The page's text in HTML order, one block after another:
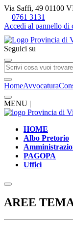
Via Saffi, 49
0761 3131
Accedi al pannello di
Seguici su
HomeAvvocatura
MENU |
HOME
Albo Pretorio
PAGOPA
Uffici
AREE